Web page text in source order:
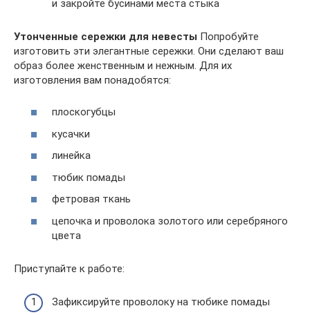
и закройте бусинами места стыка
Утонченные сережки для невесты Попробуйте
изготовить эти элегантные сережки. Они сделают ваш
образ более женственным и нежным. Для их
изготовления вам понадобятся:
плоскогубцы
кусачки
линейка
тюбик помады
фетровая ткань
цепочка и проволока золотого или серебряного
цвета
Приступайте к работе:
Зафиксируйте проволоку на тюбике помады